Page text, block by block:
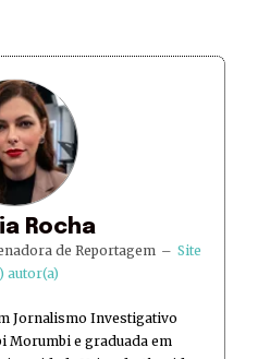
Rocha
de Reportagem – Site
autor(a)
Jornalismo Investigativo
Morumbi e graduada em